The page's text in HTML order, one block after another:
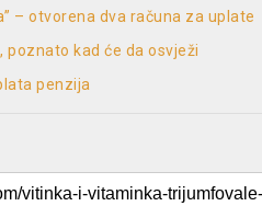
– otvorena dva računa za uplate
kad će da osvježi
penzija